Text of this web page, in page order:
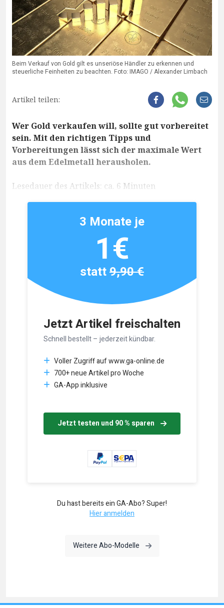
Beim Verkauf von Gold gilt es unseriöse Händler zu erkennen und
steuerliche Feinheiten zu beachten. Foto: IMAGO / Alexander Limbach
Artikel teilen:
Wer Gold verkaufen will, sollte gut vorbereitet
sein. Mit den richtigen Tipps und
Vorbereitungen lässt sich der maximale Wert
aus dem Edelmetall herausholen.
Lesedauer des Artikels: ca. 6 Minuten
Jetzt Artikel freischalten
Schnell bestellt – jederzeit kündbar.
Voller Zugriff auf www.ga-online.de
700+ neue Artikel pro Woche
GA-App inklusive
Jetzt testen und 90 % sparen
3 Monate je
1€
statt9,90 €
Du hast bereits ein GA-Abo? Super!
Hier anmelden
Weitere Abo-Modelle